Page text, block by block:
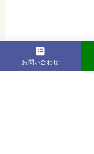
お問い合わせ